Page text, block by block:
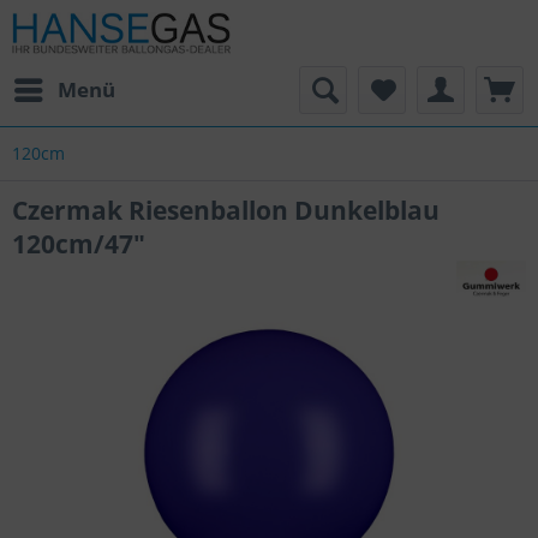
Menü
120cm
Czermak Riesenballon Dunkelblau
120cm/47"